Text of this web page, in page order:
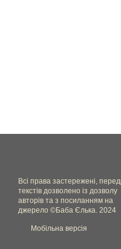
Всі права застережені,
текстів дозволено із дозволу
авторів та з посиланням на
джерело ©Баба Єлька. 2024
Мобільна версія